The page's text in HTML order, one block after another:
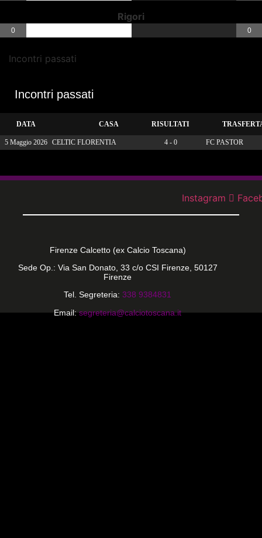
Rigori
0 0
Incontri passati
Incontri passati
DATA CASA RISULTATI
5 Maggio 2026 CELTIC FLORENTIA 4 - 0 FC PASTOR
Instagram
Firenze Calcetto (ex Calcio Toscana)
Sede Op.: Via San Donato, 33 c/o CSI Firenze, 50127
Firenze
Tel. Segreteria: 338 9384831
Email: segreteria@calciotoscana.it